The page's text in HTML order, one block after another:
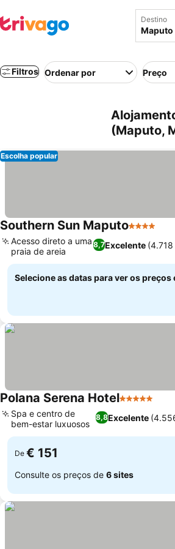
Destino
Filtros Ordenar por Preço
(Maputo,
Escolha popular
Southern Sun Maputo4 Estrelas
8,7Excelente
Acesso direto a uma
praia de areia
Selecione as datas para ver os preços
Polana Serena Hotel5 Estrelas
8,8Excelente
Spa e centro de
bem-estar luxuosos
De € 151
Consulte os preços de 6 sites